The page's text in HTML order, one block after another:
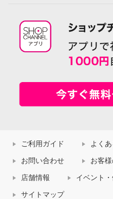
ご利用ガイド よく
お問い合わせ お客
店舗情報 イベント
サイトマップ